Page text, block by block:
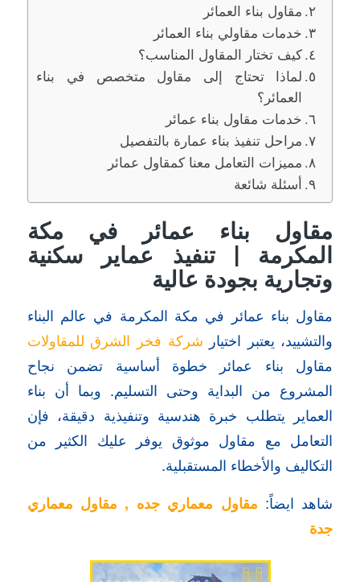
مقاول بناء العمائر
خدمات مقاولي بناء العمائر
كيف تختار المقاول المناسب؟
لماذا تحتاج إلى مقاول متخصص في بناء
العمائر؟
خدمات مقاول بناء عمائر
مراحل تنفيذ بناء عمارة بالتفصيل
مميزات التعامل معنا كمقاول عمائر
أسئلة شائعة
مقاول بناء عمائر في مكة
المكرمة | تنفيذ عماير سكنية
وتجارية بجودة عالية
مقاول بناء عمائر في مكة المكرمة في عالم البناء
والتشييد، يعتبر اختيار شركة فخر الشرق للمقاولات
مقاول بناء عمائر خطوة أساسية تضمن نجاح
المشروع من البداية وحتى التسليم. وبما أن بناء
العماير يتطلب خبرة هندسية وتنفيذية دقيقة، فإن
التعامل مع مقاول موثوق يوفر عليك الكثير من
التكاليف والأخطاء المستقبلية.
شاهد ايضاً: مقاول معماري جده , مقاول معماري
جدة